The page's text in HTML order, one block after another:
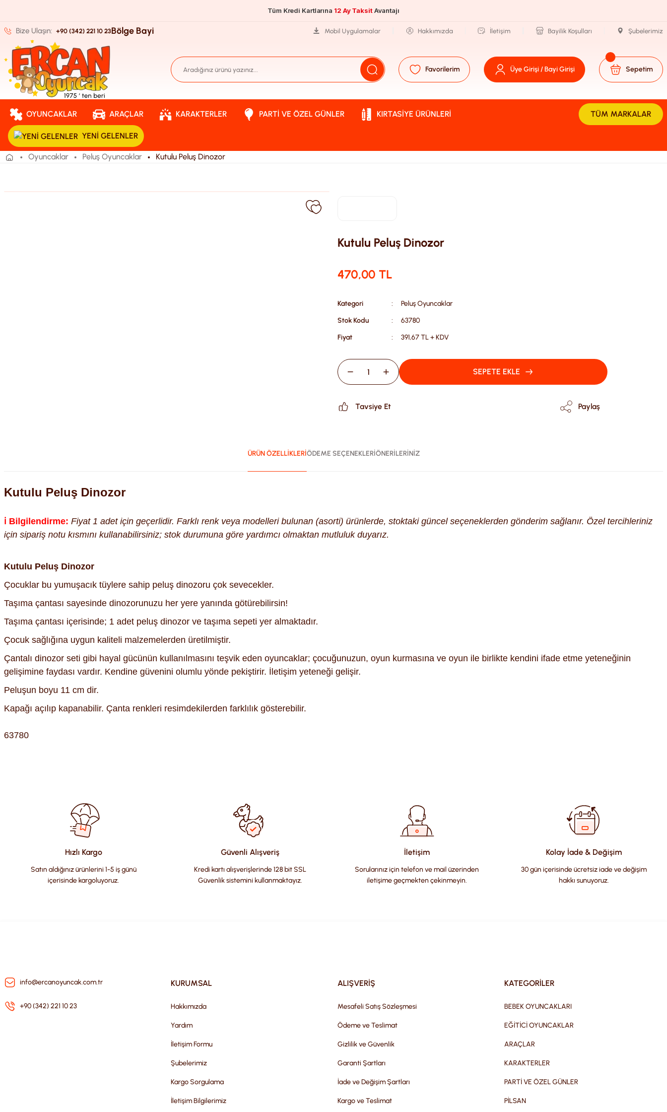
Tüm Kredi Kartlarına 12 Ay TaksitAvantajı
Bize Ulaşın: +90 (342) 221 10 23Bölge Bayi Mobil Uygulamalar Hakkımızda İletişim Bayilik Koşulları Şubelerimiz
Favorilerim Üye Girişi / Bayi Girişi Sepetim
OYUNCAKLAR ARAÇLAR KARAKTERLER PARTI VE ÖZEL GÜNLER KIRTASIYE ÜRÜNLERI
YENI GELENLER
TÜM MARKALAR
Oyuncaklar Peluş Oyuncaklar Kutulu Peluş Dinozor
Kutulu Peluş Dinozor
470,00 TL
Kategori
Peluş Oyuncaklar
Stok Kodu
63780
Fiyat
391,67 TL + KDV
SEPETE EKLE
Tavsiye Et Paylaş
ÜRÜN ÖZELLİKLERİÖDEME SEÇENEKLERİÖNERİLERİNİZ
Kutulu Peluş Dinozor
ℹ️ Bilgilendirme: Fiyat 1 adet için geçerlidir. Farklı renk veya modelleri bulunan (asorti) ürünlerde, stoktaki güncel seçeneklerden gönderim sağlanır. Özel tercihleriniz
için sipariş notu kısmını kullanabilirsiniz; stok durumuna göre yardımcı olmaktan mutluluk duyarız.
Kutulu Peluş Dinozor
Çocuklar bu yumuşacık tüylere sahip peluş dinozoru çok sevecekler.
Taşıma çantası sayesinde dinozorunuzu her yere yanında götürebilirsin!
Taşıma çantası içerisinde; 1 adet peluş dinozor ve taşıma sepeti yer almaktadır.
Çocuk sağlığına uygun kaliteli malzemelerden üretilmiştir.
Çantalı dinozor seti gibi hayal gücünün kullanılmasını teşvik eden oyuncaklar; çocuğunuzun, oyun kurmasına ve oyun ile birlikte kendini ifade etme yeteneğinin
gelişimine faydası vardır. Kendine güvenini olumlu yönde pekiştirir. İletişim yeteneği gelişir.
Peluşun boyu 11 cm dir.
Kapağı açılıp kapanabilir. Çanta renkleri resimdekilerden farklılık gösterebilir.
63780
Ürün resmi kalitesiz, bozuk veya görüntülenemiyor.
Ürün açıklamasında eksik bilgiler bulunuyor.
Ürün bilgilerinde hatalar bulunuyor.
Bu ürüne benzer farklı alternatifler olmalı.
Hızlı Kargo
Satın aldığınız ürünlerini 1-5 iş günü
içerisinde kargoluyoruz.
Güvenli Alışveriş
Kredi kartı alışverişlerinde 128 bit SSL
Güvenlik sistemini kullanmaktayız.
İletişim
Sorularınız için telefon ve mail üzerinden
iletişime geçmekten çekinmeyin.
Kolay İade & Değişim
30 gün içerisinde ücretsiz iade ve değişim
hakkı sunuyoruz.
info@ercanoyuncak.com.tr
+90 (342) 221 10 23
KURUMSAL
Hakkımızda
Yardım
İletişim Formu
Şubelerimiz
Kargo Sorgulama
İletişim Bilgilerimiz
ALIŞVERİŞ
Mesafeli Satış Sözleşmesi
Ödeme ve Teslimat
Gizlilik ve Güvenlik
Garanti Şartları
İade ve Değişim Şartları
Kargo ve Teslimat
KATEGORİLER
BEBEK OYUNCAKLARI
EĞİTİCİ OYUNCAKLAR
ARAÇLAR
KARAKTERLER
PARTİ VE ÖZEL GÜNLER
PİLSAN